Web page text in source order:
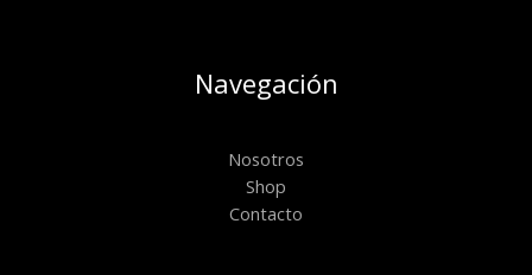
Navegación
Nosotros
Shop
Contacto